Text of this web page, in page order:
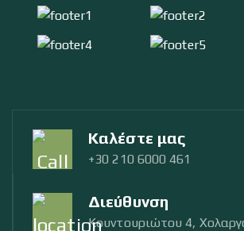
Καλέστε μας
+30 210 6000 461
Διεύθυνση
Κουντουριώτου 4,